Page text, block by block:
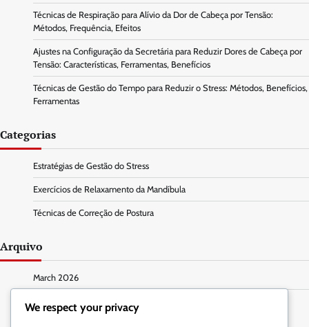
Técnicas de Respiração para Alívio da Dor de Cabeça por Tensão:
Métodos, Frequência, Efeitos
Ajustes na Configuração da Secretária para Reduzir Dores de Cabeça por
Tensão: Características, Ferramentas, Benefícios
Técnicas de Gestão do Tempo para Reduzir o Stress: Métodos, Benefícios,
Ferramentas
Categorias
Estratégias de Gestão do Stress
Exercícios de Relaxamento da Mandíbula
Técnicas de Correção de Postura
Arquivo
March 2026
February 2026
We respect your privacy